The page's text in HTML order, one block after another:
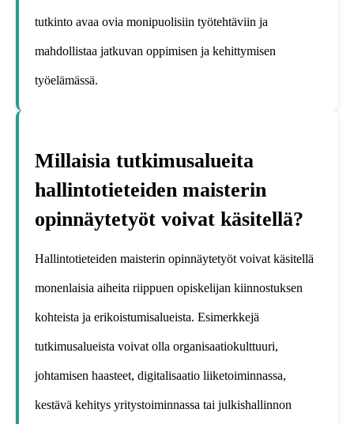
tutkinto avaa ovia monipuolisiin työtehtäviin ja
mahdollistaa jatkuvan oppimisen ja kehittymisen
työelämässä.
Millaisia tutkimusalueita
hallintotieteiden maisterin
opinnäytetyöt voivat käsitellä?
Hallintotieteiden maisterin opinnäytetyöt voivat käsitellä
monenlaisia aiheita riippuen opiskelijan kiinnostuksen
kohteista ja erikoistumisalueista. Esimerkkejä
tutkimusalueista voivat olla organisaatiokulttuuri,
johtamisen haasteet, digitalisaatio liiketoiminnassa,
kestävä kehitys yritystoiminnassa tai julkishallinnon